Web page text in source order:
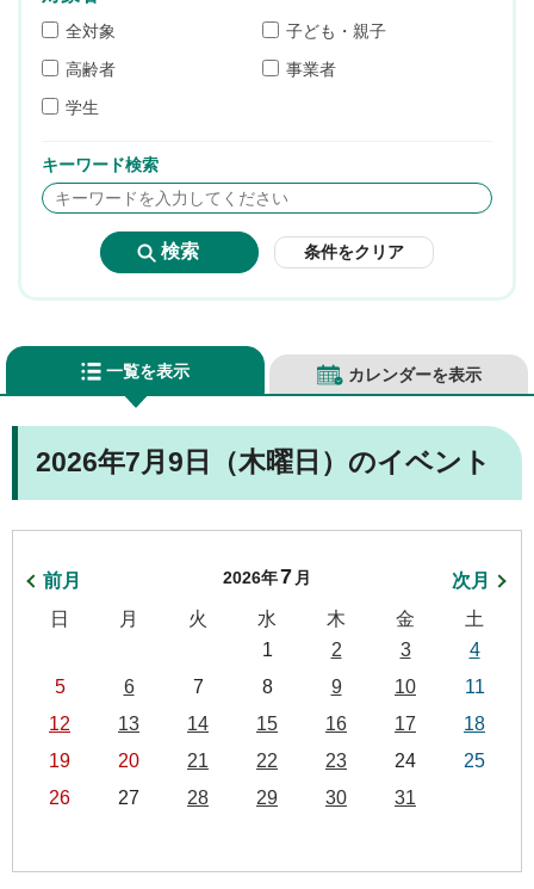
全対象
子ども・親子
高齢者
事業者
学生
キーワード検索
条件をクリア
一覧を表示 カレンダーを表示
2026年7月9日（木曜日）のイベント
前月 2026年7 月
次月
日
月 火 水 木 金
土
1
2 3
4
5
6 7 8 9 10
11
12
13 14 15 16 17
18
19
20 21 22 23 24
25
26
27 28 29 30 31